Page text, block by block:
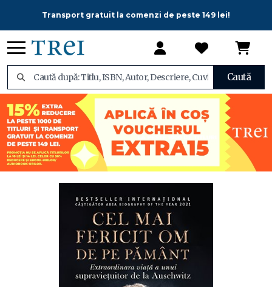
Transport gratuit la comenzi de peste 149 lei!
Caută